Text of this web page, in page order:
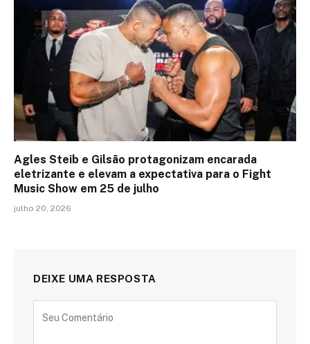
Agles Steib e Gilsão protagonizam encarada
eletrizante e elevam a expectativa para o Fight
Music Show em 25 de julho
julho 20, 2026
DEIXE UMA RESPOSTA